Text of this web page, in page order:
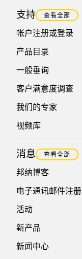
支持 查看全部
帐户注册或登录
产品目录
一般垂询
客户满意度调查
我们的专家
视频库
消息 查看全部
邦纳博客
电子通讯邮件注册
活动
新产品
新闻中心